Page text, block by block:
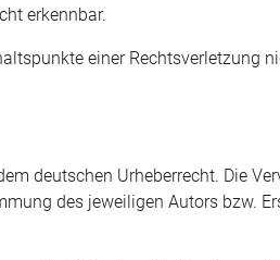
erkennbar.
einer Rechtsverletzung
deutschen Urheberrecht. Die
des jeweiligen Autors bzw.